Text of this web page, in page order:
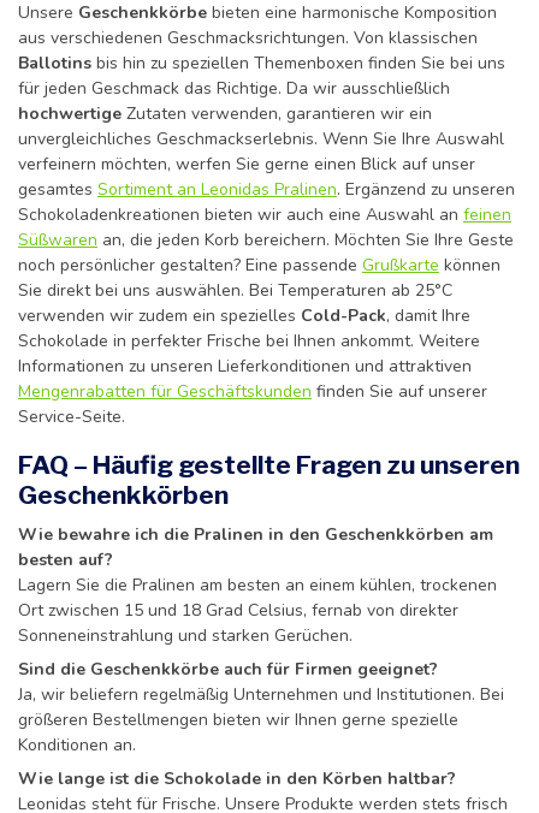
Unsere Geschenkkörbe bieten eine harmonische Komposition
aus verschiedenen Geschmacksrichtungen. Von klassischen
Ballotins bis hin zu speziellen Themenboxen finden Sie bei uns
für jeden Geschmack das Richtige. Da wir ausschließlich
hochwertige Zutaten verwenden, garantieren wir ein
unvergleichliches Geschmackserlebnis. Wenn Sie Ihre Auswahl
verfeinern möchten, werfen Sie gerne einen Blick auf unser
gesamtes Sortiment an Leonidas Pralinen. Ergänzend zu unseren
Schokoladenkreationen bieten wir auch eine Auswahl an feinen
Süßwaren an, die jeden Korb bereichern. Möchten Sie Ihre Geste
noch persönlicher gestalten? Eine passende Grußkarte können
Sie direkt bei uns auswählen. Bei Temperaturen ab 25°C
verwenden wir zudem ein spezielles Cold-Pack, damit Ihre
Schokolade in perfekter Frische bei Ihnen ankommt. Weitere
Informationen zu unseren Lieferkonditionen und attraktiven
Mengenrabatten für Geschäftskunden finden Sie auf unserer
Service-Seite.
FAQ – Häufig gestellte Fragen zu unseren
Geschenkkörben
Wie bewahre ich die Pralinen in den Geschenkkörben am
besten auf?
Lagern Sie die Pralinen am besten an einem kühlen, trockenen
Ort zwischen 15 und 18 Grad Celsius, fernab von direkter
Sonneneinstrahlung und starken Gerüchen.
Sind die Geschenkkörbe auch für Firmen geeignet?
Ja, wir beliefern regelmäßig Unternehmen und Institutionen. Bei
größeren Bestellmengen bieten wir Ihnen gerne spezielle
Konditionen an.
Wie lange ist die Schokolade in den Körben haltbar?
Leonidas steht für Frische. Unsere Produkte werden stets frisch